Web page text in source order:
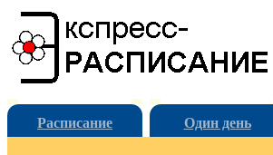
Расписание Один день